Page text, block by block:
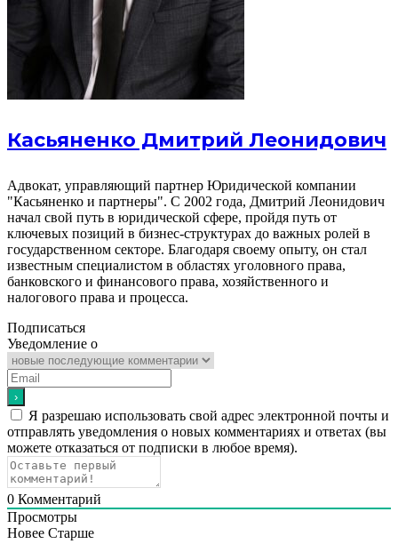
Касьяненко Дмитрий Леонидович
Адвокат, управляющий партнер Юридической компании
"Касьяненко и партнеры". С 2002 года, Дмитрий Леонидович
начал свой путь в юридической сфере, пройдя путь от
ключевых позиций в бизнес-структурах до важных ролей в
государственном секторе. Благодаря своему опыту, он стал
известным специалистом в областях уголовного права,
банковского и финансового права, хозяйственного и
налогового права и процесса.
Подписаться
Уведомление о
Я разрешаю использовать свой адрес электронной почты и
отправлять уведомления о новых комментариях и ответах (вы
можете отказаться от подписки в любое время).
0 Комментарий
Просмотры
Новее Старше